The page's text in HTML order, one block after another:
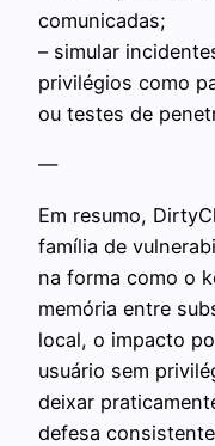
comunicadas;
– simular
privilégios como
ou testes de
—
Em resumo,
família de
na forma como o
memória entre
local, o impacto
usuário sem
deixar
defesa